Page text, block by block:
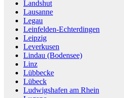
Landshut
Lausanne
Legau
Leinfelden-Echterdingen
Leipzig
Leverkusen
Lindau (Bodensee)
Linz
Lübbecke
Lübeck
Ludwigshafen am Rhein